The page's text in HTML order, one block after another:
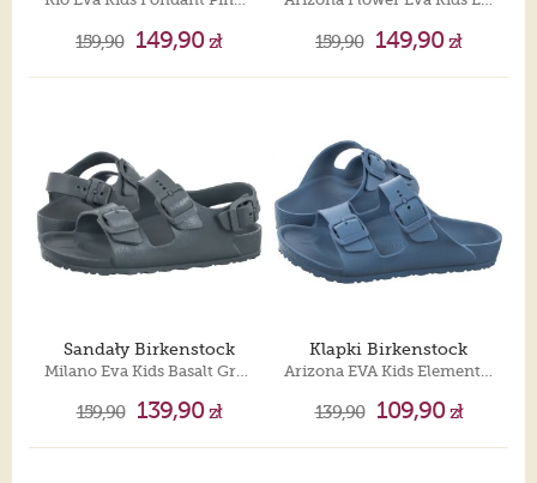
159,90 149,90zł 159,90 149,90zł
Sandały Birkenstock
Milano Eva Kids Basalt Gray 1031406
159,90 139,90zł
Klapki Birkenstock
Arizona EVA Kids Elemental Blue 1026743
139,90 109,90zł